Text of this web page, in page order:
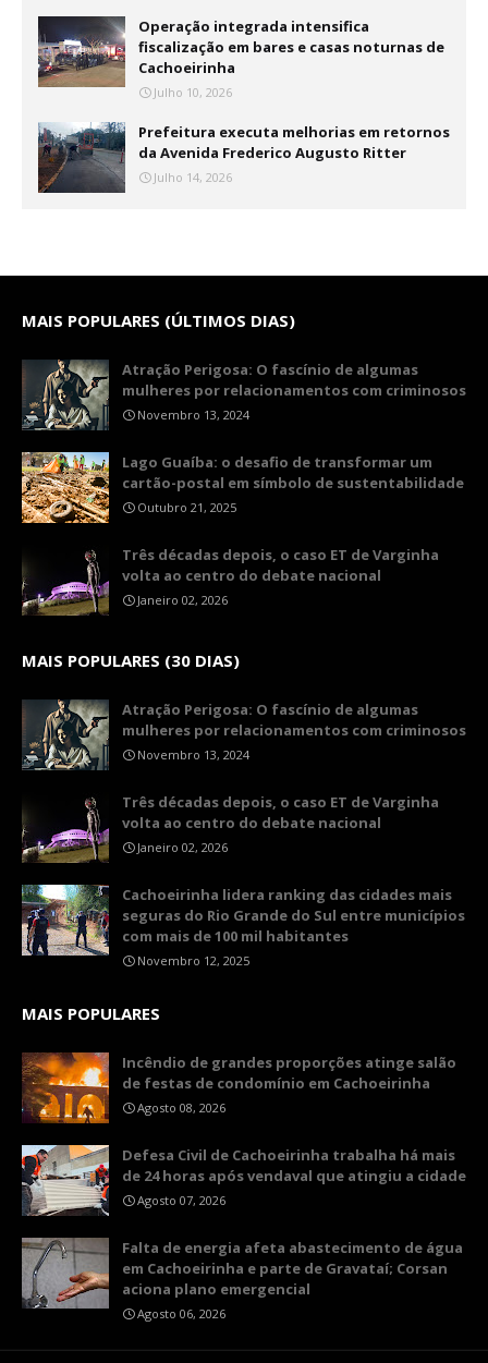
Operação integrada intensifica
fiscalização em bares e casas noturnas de
Cachoeirinha
Julho 10, 2026
Prefeitura executa melhorias em retornos
da Avenida Frederico Augusto Ritter
Julho 14, 2026
MAIS POPULARES (ÚLTIMOS DIAS)
Atração Perigosa: O fascínio de algumas
mulheres por relacionamentos com criminosos
Novembro 13, 2024
Lago Guaíba: o desafio de transformar um
cartão-postal em símbolo de sustentabilidade
Outubro 21, 2025
Três décadas depois, o caso ET de Varginha
volta ao centro do debate nacional
Janeiro 02, 2026
MAIS POPULARES (30 DIAS)
Atração Perigosa: O fascínio de algumas
mulheres por relacionamentos com criminosos
Novembro 13, 2024
Três décadas depois, o caso ET de Varginha
volta ao centro do debate nacional
Janeiro 02, 2026
Cachoeirinha lidera ranking das cidades mais
seguras do Rio Grande do Sul entre municípios
com mais de 100 mil habitantes
Novembro 12, 2025
MAIS POPULARES
Incêndio de grandes proporções atinge salão
de festas de condomínio em Cachoeirinha
Agosto 08, 2026
Defesa Civil de Cachoeirinha trabalha há mais
de 24 horas após vendaval que atingiu a cidade
Agosto 07, 2026
Falta de energia afeta abastecimento de água
em Cachoeirinha e parte de Gravataí; Corsan
aciona plano emergencial
Agosto 06, 2026